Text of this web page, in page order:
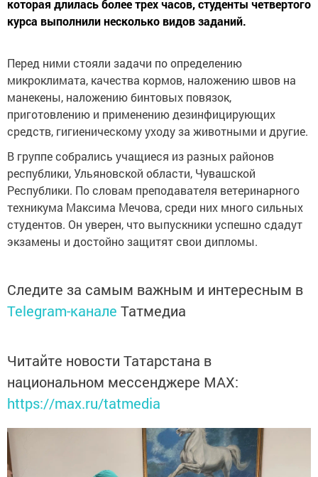
которая длилась более трех часов, студенты четвертого
курса выполнили несколько видов заданий.
Перед ними стояли задачи по определению
микроклимата, качества кормов, наложению швов на
манекены, наложению бинтовых повязок,
приготовлению и применению дезинфицирующих
средств, гигиеническому уходу за животными и другие.
В группе собрались учащиеся из разных районов
республики, Ульяновской области, Чувашской
Республики. По словам преподавателя ветеринарного
техникума Максима Мечова, среди них много сильных
студентов. Он уверен, что выпускники успешно сдадут
экзамены и достойно защитят свои дипломы.
Следите за самым важным и интересным в
Telegram-канале Татмедиа
Читайте новости Татарстана в
национальном мессенджере MАХ:
https://max.ru/tatmedia